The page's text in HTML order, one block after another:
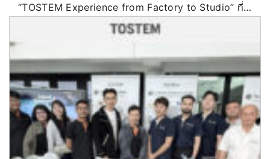
“TOSTEM Experience from Factory to Studio” ที่